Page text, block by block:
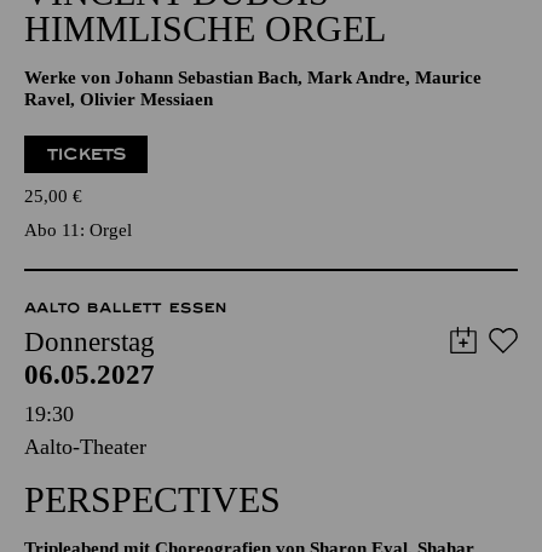
ORGEL
VINCENT DUBOIS
HIMMLISCHE ORGEL
Werke von Johann Sebastian Bach, Mark Andre, Maurice
Ravel, Olivier Messiaen
TICKETS
25,00€
Abo 11: Orgel
AALTO BALLETT ESSEN
Donnerstag
06.05.2027
19:30